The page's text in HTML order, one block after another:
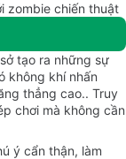
zombie chiến thuật
tạo ra những sự
không khí nhấn
thẳng cao.. Truy
chơi mà không cần
ý cẩn thận, làm